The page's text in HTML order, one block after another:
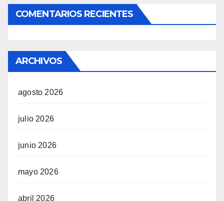
COMENTARIOS RECIENTES
ARCHIVOS
agosto 2026
julio 2026
junio 2026
mayo 2026
abril 2026